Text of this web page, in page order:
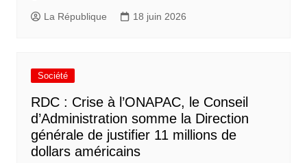
La République 18 juin 2026
Société
RDC : Crise à l’ONAPAC, le Conseil
d’Administration somme la Direction
générale de justifier 11 millions de
dollars américains